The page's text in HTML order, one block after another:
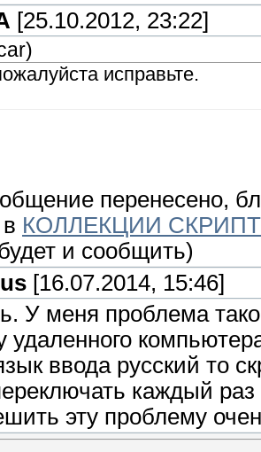
[25.10.2012, 23:22]
)
исправьте.
перенесено,
КОЛЛЕКЦИИ
и сообщить)
[16.07.2014, 15:46]
У меня проблема
удаленного
ввода русский то
каждый
эту проблему